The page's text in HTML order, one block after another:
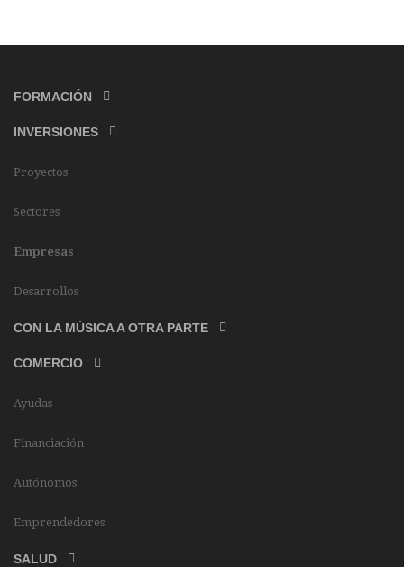
FORMACIÓN
INVERSIONES
Proyectos
Sectores
Empresas
Desarrollos
CON LA MÚSICA A OTRA PARTE
COMERCIO
Ayudas
Financiación
Autónomos
Emprendedores
SALUD